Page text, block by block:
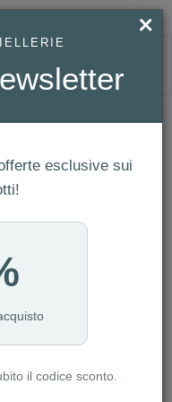
ARGENTATO LUX REF. 2412
rigido
×
esclusive sui
il codice sconto.